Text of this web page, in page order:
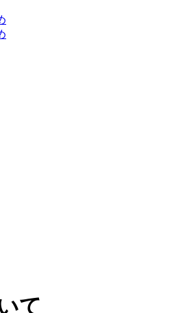
て